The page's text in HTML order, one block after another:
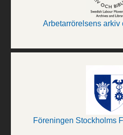
Arbetarrörelsens arkiv
Föreningen Stockholms